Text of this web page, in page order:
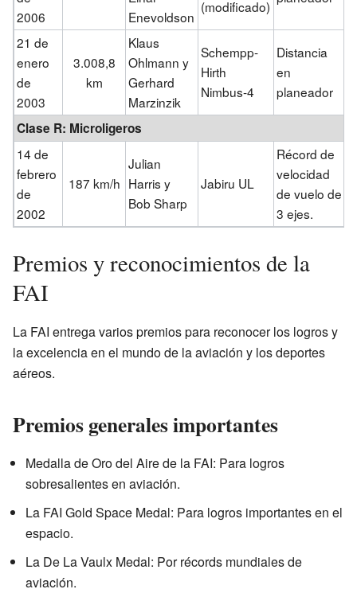
2006
Enevoldson
(modificado)
21 de
enero
de
2003
3.008,8
km
Klaus
Ohlmann y
Gerhard
Marzinzik
Schempp-
Hirth
Nimbus-4
Distancia
en
planeador
Clase R: Microligeros
14 de
febrero
de
2002
187 km/h
Julian
Harris y
Bob Sharp
Jabiru UL
Récord de
velocidad
de vuelo de
3 ejes.
Premios y reconocimientos de la
FAI
La FAI entrega varios premios para reconocer los logros y
la excelencia en el mundo de la aviación y los deportes
aéreos.
Premios generales importantes
Medalla de Oro del Aire de la FAI: Para logros
sobresalientes en aviación.
La FAI Gold Space Medal: Para logros importantes en el
espacio.
La De La Vaulx Medal: Por récords mundiales de
aviación.